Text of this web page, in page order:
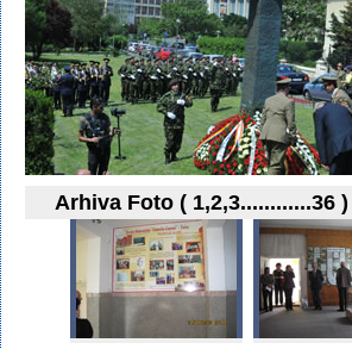
Arhiva Foto ( 1,2,3............36 )